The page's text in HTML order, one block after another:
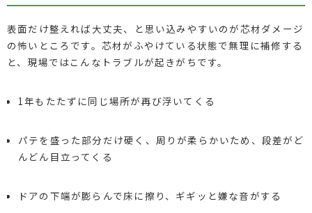
表面だけ整えれば大丈夫、と思い込みやすいのが芯材ダメージ
の怖いところです。芯材がふやけている状態で無理に補修する
と、現場ではこんなトラブルが起きがちです。
1年もたたずに同じ場所が再び浮いてくる
パテを盛った部分だけ硬く、周りが柔らかいため、段差がど
んどん目立ってくる
ドアの下端が膨らんで床に擦り、ギギッと嫌な音がする